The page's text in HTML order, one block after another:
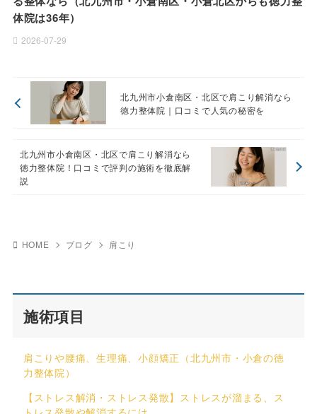
体院は36年）
2026-07-29
北九州市小倉南区・北区で肩こり解消なら
徳力整体院｜口コミで人気の秘密を
北九州市小倉南区・北区で肩こり解消なら
徳力整体院！口コミで評判の施術を徹底解
説
HOME ブログ 肩こり
施術項目
肩こりや腰痛、生理痛、小顔矯正（北九州市・小倉の徳
力整体院）
【ストレス解消・ストレス発散】ストレスが溜まる、ス